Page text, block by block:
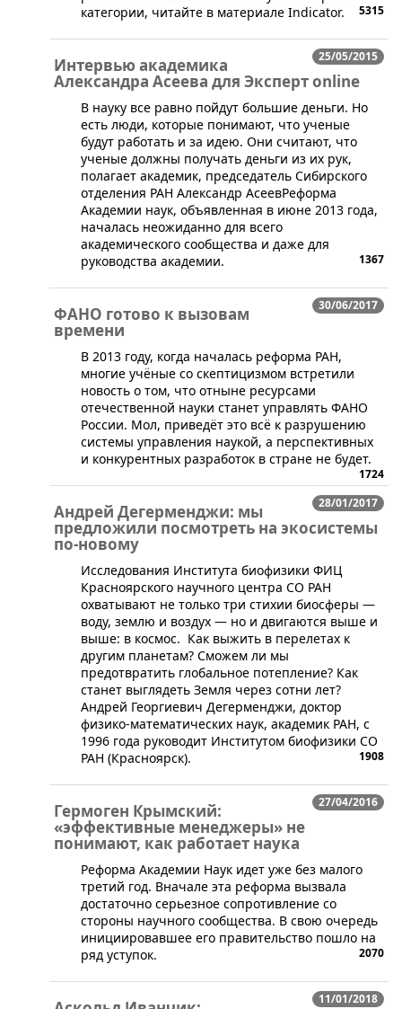
категории, читайте в материале Indicator.
5315
25/05/2015
Интервью академика
Александра Асеева для Эксперт online
В науку все равно пойдут большие деньги. Но
есть люди, которые понимают, что ученые
будут работать и за идею. Они считают, что
ученые должны получать деньги из их рук,
полагает академик, председатель Сибирского
отделения РАН Александр АсеевРеформа
Академии наук, объявленная в июне 2013 года,
началась неожиданно для всего
академического сообщества и даже для
руководства академии.
1367
30/06/2017
ФАНО готово к вызовам
времени
​В 2013 году, когда началась реформа РАН,
многие учёные со скептицизмом встретили
новость о том, что отныне ресурсами
отечественной науки станет управлять ФАНО
России. Мол, приведёт это всё к разрушению
системы управления наукой, а перспективных
и конкурентных разработок в стране не будет.
1724
28/01/2017
Андрей Дегерменджи: мы
предложили посмотреть на экосистемы
по-новому
​Исследования Института биофизики ФИЦ
Красноярского научного центра СО РАН
охватывают не только три стихии биосферы —
воду, землю и воздух — но и двигаются выше и
выше: в космос. Как выжить в перелетах к
другим планетам? Сможем ли мы
предотвратить глобальное потепление? Как
станет выглядеть Земля через сотни лет?
Андрей Георгиевич Дегерменджи, доктор
физико-математических наук, академик РАН, с
1996 года руководит Институтом биофизики СО
РАН (Красноярск).
1908
27/04/2016
Гермоген Крымский:
«эффективные менеджеры» не
понимают, как работает наука
Реформа Академии Наук идет уже без малого
третий год. Вначале эта реформа вызвала
достаточно серьезное сопротивление со
стороны научного сообщества. В свою очередь
инициировавшее его правительство пошло на
ряд уступок.
2070
11/01/2018